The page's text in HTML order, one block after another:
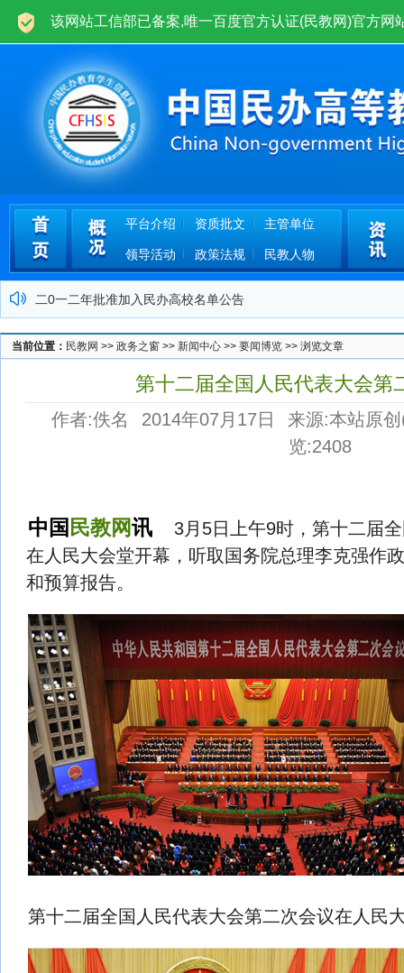
欢迎光临中国民办高等教育学生信息网(民教网)www.cfhsis.com.cn！
平台介绍 资质批文 主管单位
领导活动 政策法规 民教人物
中国民办高等教育学生信息网运营公告
关于民办高校学业证书网上查询管理办法
关于批准四川机电工程专修学院加入本平台的公告
关于批准郑州理工专修学院加入本平台的公告
民教网声明
中国民办高等教育信息网公告更换域名公告
二0一二年批准加入民办高校名单公告
当前位置： 民教网 >> 政务之窗 >> 新闻中心 >> 要闻博览 >> 浏览文章
第十二届全国人民代表大会第
作者:佚名 2014年07月17日
来源:本站原
览:2408
中国 民教网讯 3月5日上午9时，第十二届
在人民大会堂开幕，听取国务院总理李克强作
和预算报告。
第十二届全国人民代表大会第二次会议在人民